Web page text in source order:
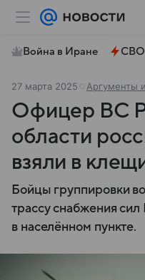
Война в Иране СВО
27 марта 2025 Аргументы
Офицер ВС
области
взяли в
Бойцы группировки
трассу снабжения
в населённом пункте.